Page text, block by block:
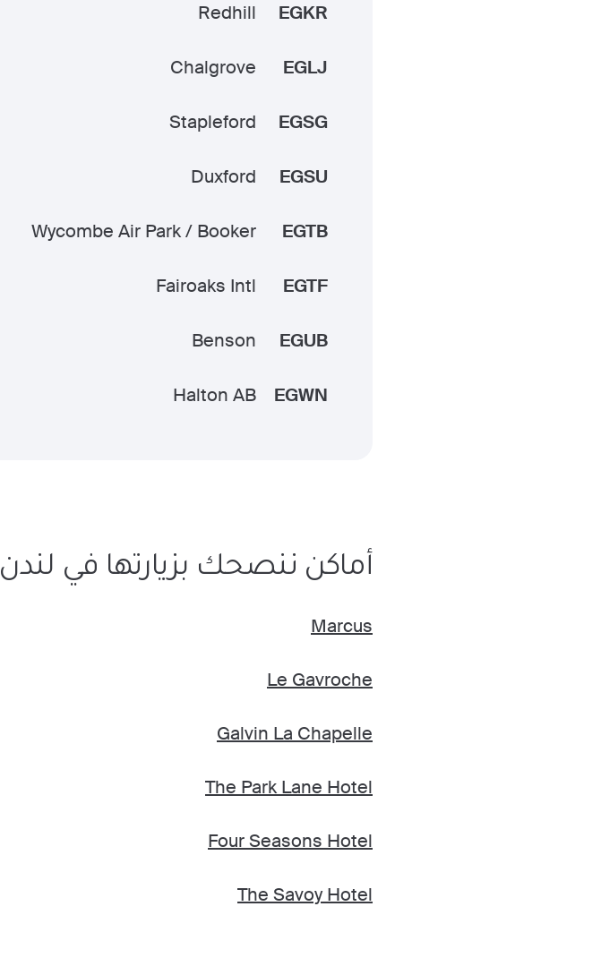
EGKR
Redhill
EGLJ
Chalgrove
EGSG
Stapleford
EGSU
Duxford
EGTB
Wycombe Air Park / Booker
EGTF
Fairoaks Intl
EGUB
Benson
EGWN
Halton AB
أماكن ننصحك بزيارتها في لندن
Marcus
Le Gavroche
Galvin La Chapelle
The Park Lane Hotel
Four Seasons Hotel
The Savoy Hotel